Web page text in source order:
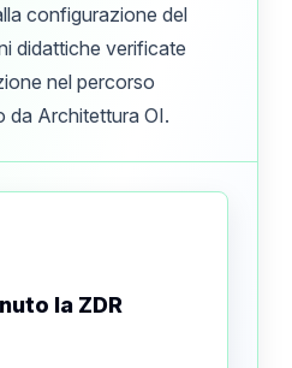
configurazione del
didattiche verificate
nel percorso
da Architettura OI.
la ZDR